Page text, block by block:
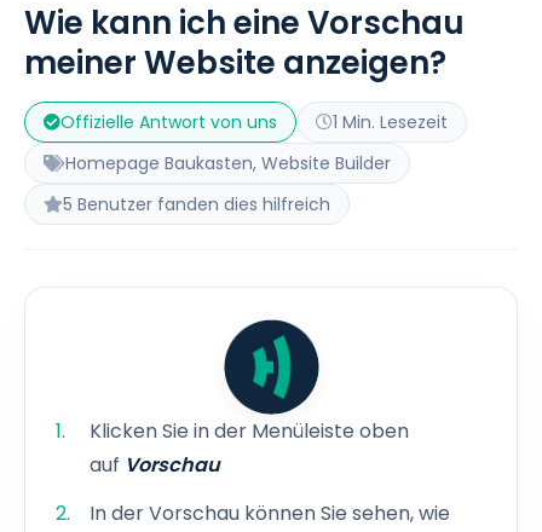
Wie kann ich eine Vorschau
meiner Website anzeigen?
Offizielle Antwort von uns
1 Min. Lesezeit
Homepage Baukasten, Website Builder
5 Benutzer fanden dies hilfreich
Klicken Sie in der Menüleiste oben
auf Vorschau
In der Vorschau können Sie sehen, wie